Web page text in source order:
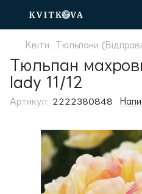
Квіти Тюльпани
Тюльпан
lady 11/12
Артикул: 2222380848